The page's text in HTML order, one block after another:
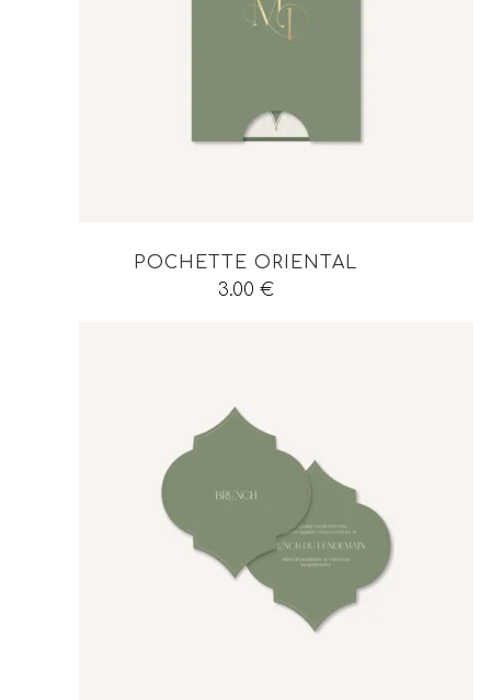
POCHETTE ORIENTAL
3.00 €